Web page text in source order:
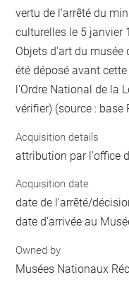
vertu de l'arrêté du
culturelles le 5 janvier
Objets d'art du musée
été déposé avant
l'Ordre National de la
vérifier) (source : base
Acquisition details
attribution par l'office
Acquisition date
date de l'arrêté/
date d'arrivée au
Owned by
Musées Nationaux